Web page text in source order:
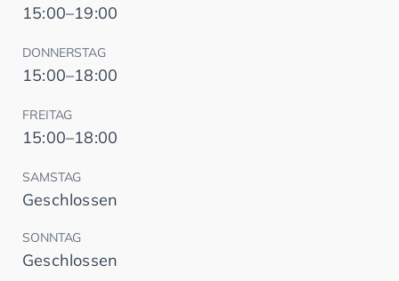
15:00–19:00
DONNERSTAG
15:00–18:00
FREITAG
15:00–18:00
SAMSTAG
Geschlossen
SONNTAG
Geschlossen